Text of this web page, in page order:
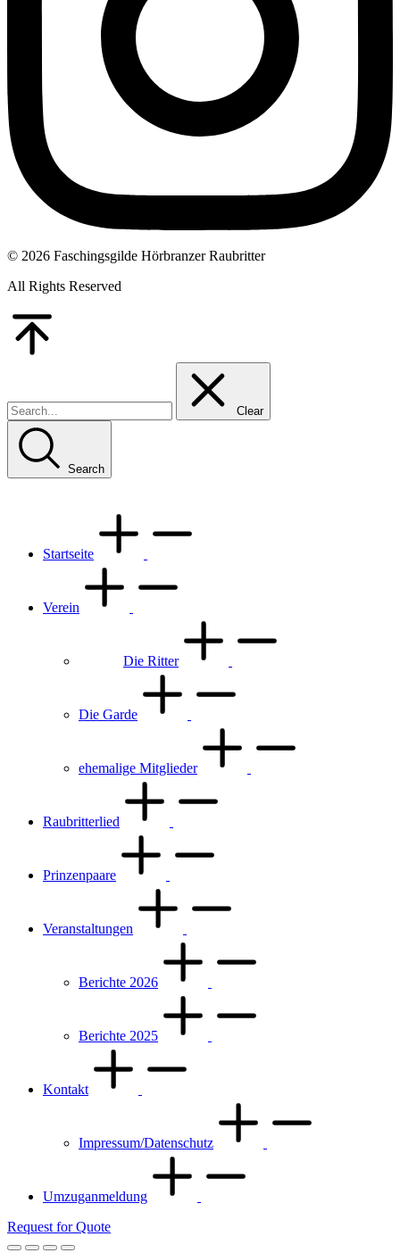
© 2026 Faschingsgilde Hörbranzer Raubritter
All Rights Reserved
Clear
Search
Startseite
Verein
Die Ritter
Die Garde
ehemalige Mitglieder
Raubritterlied
Prinzenpaare
Veranstaltungen
Berichte 2026
Berichte 2025
Kontakt
Impressum/Datenschutz
Umzuganmeldung
Request for Quote